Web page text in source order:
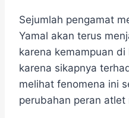
Sejumlah pengamat
Yamal akan terus
karena kemampuan
karena sikapnya
melihat fenomena ini
perubahan peran atlet